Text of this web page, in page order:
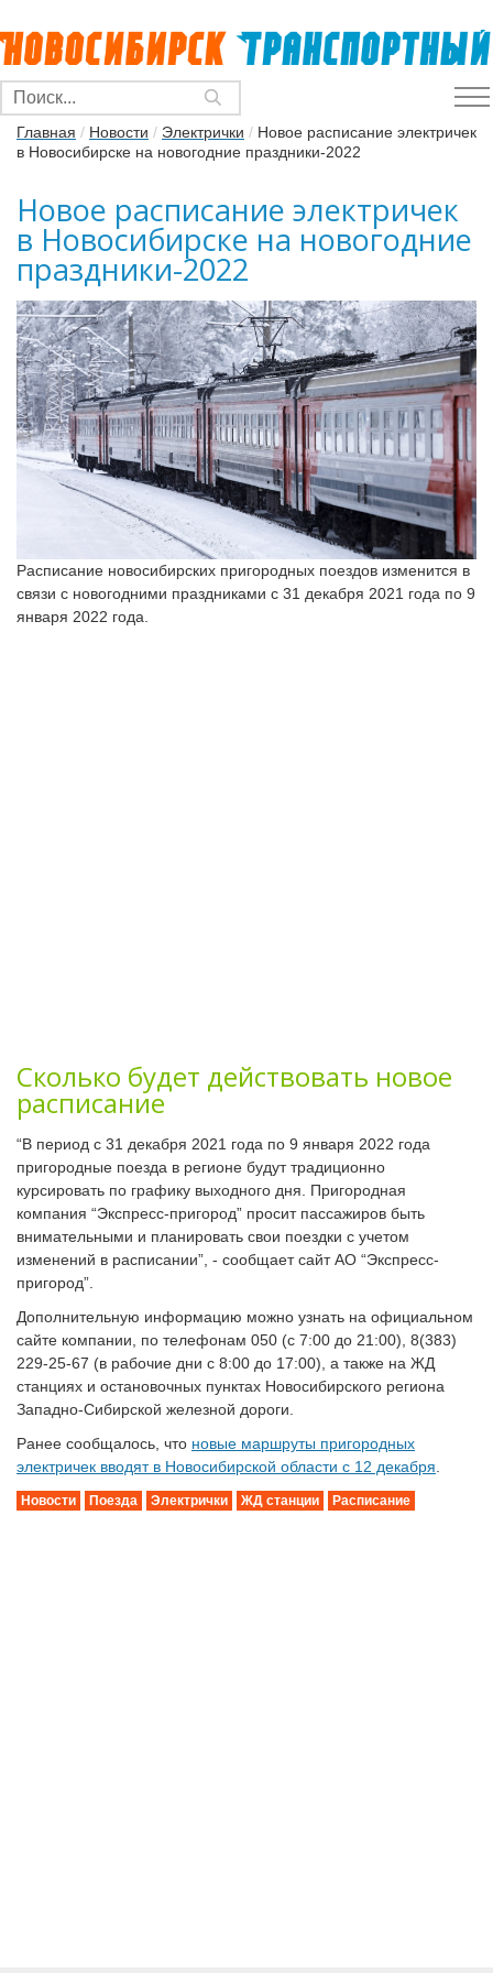
Главная / Новости / Электрички / Новое расписание электричек
в Новосибирске на новогодние праздники-2022
Новое расписание электричек
в Новосибирске на новогодние
праздники-2022
Расписание новосибирских пригородных поездов изменится в
связи с новогодними праздниками с 31 декабря 2021 года по 9
января 2022 года.
Сколько будет действовать новое
расписание
“В период с 31 декабря 2021 года по 9 января 2022 года
пригородные поезда в регионе будут традиционно
курсировать по графику выходного дня. Пригородная
компания “Экспресс-пригород” просит пассажиров быть
внимательными и планировать свои поездки с учетом
изменений в расписании”, - сообщает сайт АО “Экспресс-
пригород”.
Дополнительную информацию можно узнать на официальном
сайте компании, по телефонам 050 (с 7:00 до 21:00), 8(383)
229-25-67 (в рабочие дни с 8:00 до 17:00), а также на ЖД
станциях и остановочных пунктах Новосибирского региона
Западно-Сибирской железной дороги.
Ранее сообщалось, что новые маршруты пригородных
электричек вводят в Новосибирской области с 12 декабря
Новости Поезда Электрички ЖД станции Расписание